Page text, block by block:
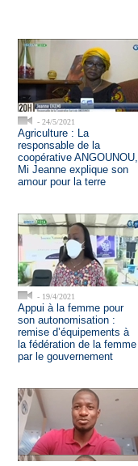
- 24/5/2021
Agriculture : La
responsable de la
coopérative ANGOUNOU,
Mi Jeanne explique son
amour pour la terre
- 19/4/2021
Appui à la femme pour
son autonomisation :
remise d’équipements à
la fédération de la femme
par le gouvernement